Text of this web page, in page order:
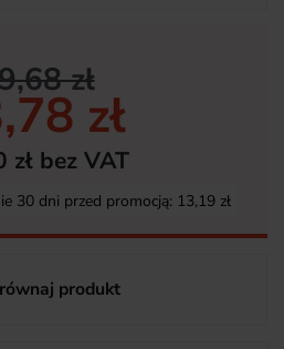
zł
zł
zł bez VAT
30 dni przed promocją: 13,19 zł
produkt